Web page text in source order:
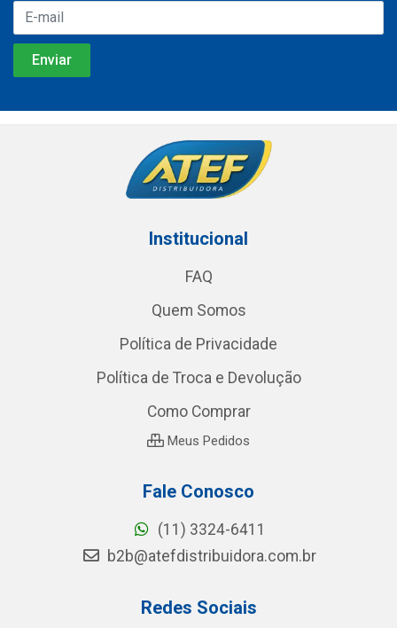
Institucional
FAQ
Quem Somos
Política de Privacidade
Política de Troca e Devolução
Como Comprar
Meus Pedidos
Fale Conosco
(11) 3324-6411
b2b@atefdistribuidora.com.br
Redes Sociais